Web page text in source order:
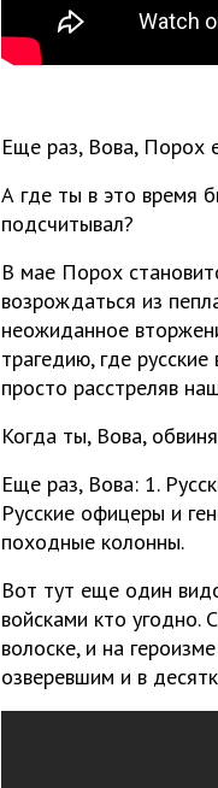
Еще раз, Вова, Порох
А где ты в это время
подсчитывал?
В мае Порох
возрождаться из
неожиданное
трагедию, где
просто расстреляв
Когда ты, Вова,
Еще раз, Вова: 1.
Русские офицеры и
походные колонны.
Вот тут еще один
войсками кто
волоске, и на
озверевшим и в